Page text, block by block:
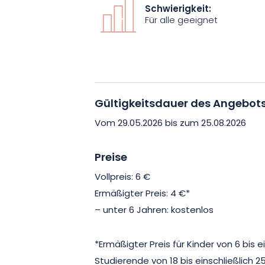
zu verstehen.
Sie die beeindruckenden Ranken
erheben, und die besonderen
Wachstum erforderlich sind. Ihr Führer
Besonderheiten enthüllen, die Hopfen
der breiten Öffentlichkeit oft
Gelegenheit, die Reichtümer der
Schwierigkeit:
Für alle geeignet
Gültigkeitsdauer des
Vom 29.05.2026 bis zum 25.08.2026
Preise
Vollpreis: 6 €
Ermäßigter Preis: 4 €*
– unter 6 Jahren: kostenlos
*Ermäßigter Preis für Kinder von 6 bis
Studierende von 18 bis einschließlich